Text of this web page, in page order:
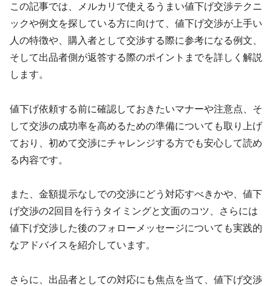
この記事では、メルカリで使えるうまい値下げ交渉テクニ
ックや例文を探している方に向けて、値下げ交渉が上手い
人の特徴や、購入者として交渉する際に参考になる例文、
そして出品者側が返答する際のポイントまでを詳しく解説
します。
値下げ依頼する前に確認しておきたいマナーや注意点、そ
して交渉の成功率を高めるための準備についても取り上げ
ており、初めて交渉にチャレンジする方でも安心して読め
る内容です。
また、金額提示なしでの交渉にどう対応すべきかや、値下
げ交渉の2回目を行うタイミングと文面のコツ、さらには
値下げ交渉した後のフォローメッセージについても実践的
なアドバイスを紹介しています。
さらに、出品者としての対応にも焦点を当て、値下げ交渉